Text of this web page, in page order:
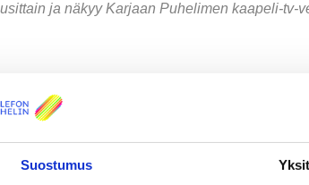
Suostumus
ja näkyy Karjaan Puhelimen kaapeli-tv-
mukana